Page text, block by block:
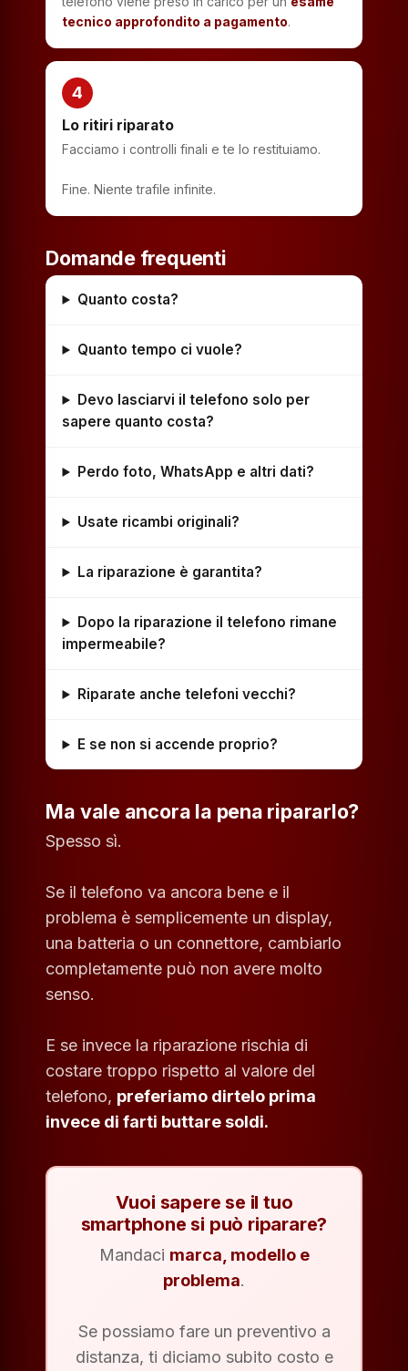
tecnico approfondito a pagamento.
4
Lo ritiri riparato
Facciamo i controlli finali e te lo restituiamo.
Fine. Niente trafile infinite.
Domande frequenti
Quanto costa?
Quanto tempo ci vuole?
Devo lasciarvi il telefono solo per
sapere quanto costa?
Perdo foto, WhatsApp e altri dati?
Usate ricambi originali?
La riparazione è garantita?
Dopo la riparazione il telefono rimane
impermeabile?
Riparate anche telefoni vecchi?
E se non si accende proprio?
Ma vale ancora la pena ripararlo?
Spesso sì.
Se il telefono va ancora bene e il
problema è semplicemente un display,
una batteria o un connettore, cambiarlo
completamente può non avere molto
senso.
E se invece la riparazione rischia di
costare troppo rispetto al valore del
telefono, preferiamo dirtelo prima
invece di farti buttare soldi.
Vuoi sapere se il tuo
smartphone si può riparare?
Mandaci marca, modello e
problema.
Se possiamo fare un preventivo a
distanza, ti diciamo subito costo e